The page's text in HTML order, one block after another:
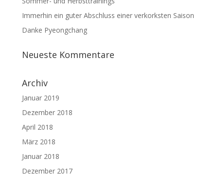
Immerhin ein guter Abschluss einer verkorksten Saison
Danke Pyeongchang
Neueste Kommentare
Archiv
Januar 2019
Dezember 2018
April 2018
März 2018
Januar 2018
Dezember 2017